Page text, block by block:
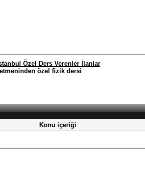
Özel Ders Verenler İlanlar
özel fizik dersi
Konu içeriği